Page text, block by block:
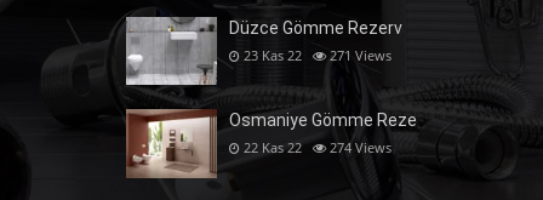
Düzce Gömme Rezerv
23 Kas 22 271 Views
Osmaniye Gömme Reze
22 Kas 22 274 Views